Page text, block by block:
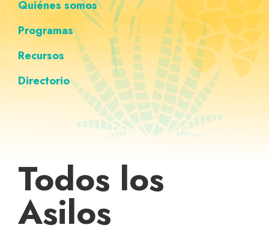
Quiénes somos
Programas
Recursos
Directorio
Todos los
Asilos